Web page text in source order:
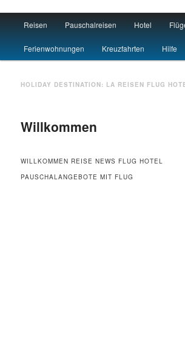
Travel : De
Skip to primary content
Skip to secondary content
Reisen Pauschalreisen Hotel
Ferienwohnungen Kreuzfahrten Hilfe
HOLIDAY DESTINATION: LA REISEN FLUG
Willkommen
WILLKOMMEN REISE NEWS FLUG HOTEL
PAUSCHALANGEBOTE MIT FLUG